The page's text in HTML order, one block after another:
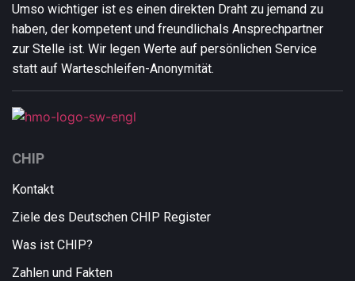
Umso wichtiger ist es einen direkten Draht zu jemand zu
haben, der kompetent und freundlichals Ansprechpartner
zur Stelle ist. Wir legen Werte auf persönlichen Service
statt auf Warteschleifen-Anonymität.
CHIP
Kontakt
Ziele des Deutschen CHIP Register
Was ist CHIP?
Zahlen und Fakten